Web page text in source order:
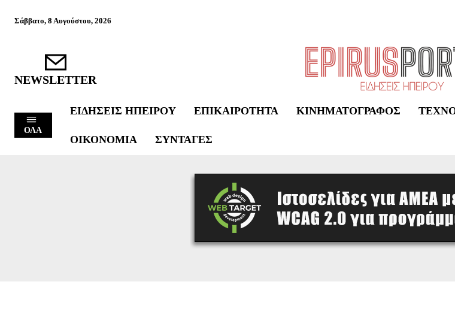
Σάββατο, 8 Αυγούστου, 2026
NEWSLETTER
ΟΛΑ
ΕΙΔΉΣΕΙΣ ΗΠΕΊΡΟΥ ΕΠΙΚΑΙΡΌΤΗΤΑ ΚΙΝΗΜΑΤΟΓΡΆΦΟΣ
ΟΙΚΟΝΟΜΊΑ ΣΥΝΤΑΓΈΣ